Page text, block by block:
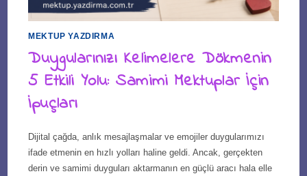
MEKTUP YAZDIRMA
Duygularınızı Kelimelere Dökmenin
5 Etkili Yolu: Samimi Mektuplar İçin
İpuçları
Dijital çağda, anlık mesajlaşmalar ve emojiler duygularımızı
ifade etmenin en hızlı yolları haline geldi. Ancak, gerçekten
derin ve samimi duyguları aktarmanın en güçlü aracı hala elle